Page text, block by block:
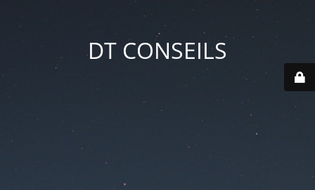
DT CONSEILS